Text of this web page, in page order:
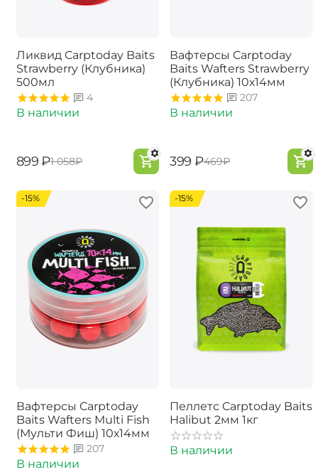
Ликвид Carptoday Baits
Strawberry (Клубника)
500мл
4
В наличии
‍899‍ ₽‍1 058‍₽
Вафтерсы Carptoday
Baits Wafters Strawberry
(Клубника) 10х14мм
207
В наличии
‍399‍ ₽‍469‍₽
-15%
Вафтерсы Carptoday
Baits Wafters Multi Fish
(Мульти Фиш) 10х14мм
207
В наличии
-15%
Пеллетс Carptoday Baits
Halibut 2мм 1кг
В наличии